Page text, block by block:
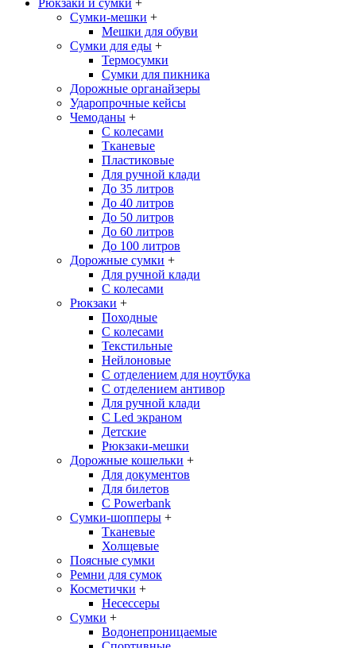
Рюкзаки и сумки +
Сумки-мешки +
Мешки для обуви
Сумки для еды +
Термосумки
Сумки для пикника
Дорожные органайзеры
Ударопрочные кейсы
Чемоданы +
С колесами
Тканевые
Пластиковые
Для ручной клади
До 35 литров
До 40 литров
До 50 литров
До 60 литров
До 100 литров
Дорожные сумки +
Для ручной клади
С колесами
Рюкзаки +
Походные
С колесами
Текстильные
Нейлоновые
С отделением для ноутбука
С отделением антивор
Для ручной клади
С Led экраном
Детские
Рюкзаки-мешки
Дорожные кошельки +
Для документов
Для билетов
С Powerbank
Сумки-шопперы +
Тканевые
Холщевые
Поясные сумки
Ремни для сумок
Косметички +
Несессеры
Сумки +
Водонепроницаемые